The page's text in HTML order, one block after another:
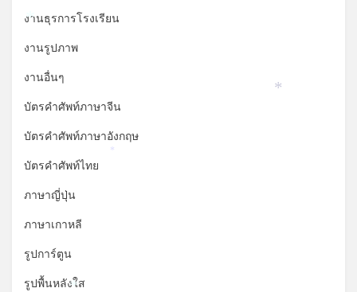
งานธุรการโรงเรียน
งานรูปภาพ
งานอื่นๆ
บัตรคำศัพท์ภาษาจีน
บัตรคำศัพท์ภาษาอังกฤษ
บัตรคำศัพท์ไทย
ภาษาญี่ปุ่น
ภาษาเกาหลี
รูปการ์ตูน
รูปพื้นหลังใส